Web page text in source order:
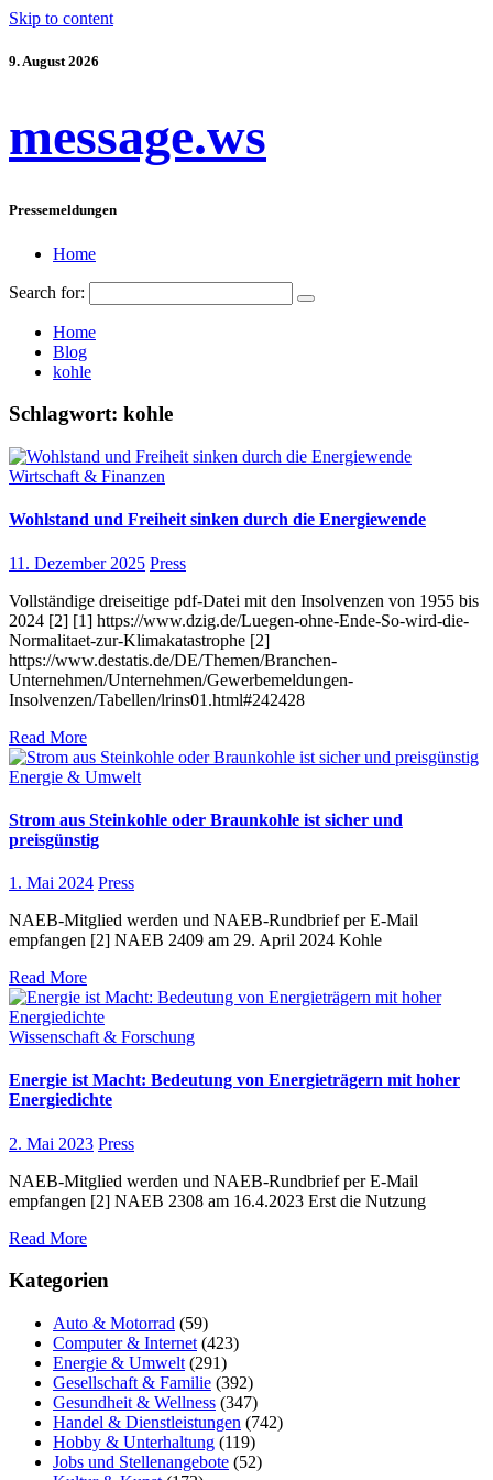
Skip to content
9. August 2026
message.ws
Pressemeldungen
Home
Search for:
Home
Blog
kohle
Schlagwort: kohle
Wirtschaft & Finanzen
Wohlstand und Freiheit sinken durch die Energiewende
11. Dezember 2025 Press
Vollständige dreiseitige pdf-Datei mit den Insolvenzen von 1955 bis
2024 [2] [1] https://www.dzig.de/Luegen-ohne-Ende-So-wird-die-
Normalitaet-zur-Klimakatastrophe [2]
https://www.destatis.de/DE/Themen/Branchen-
Unternehmen/Unternehmen/Gewerbemeldungen-
Insolvenzen/Tabellen/lrins01.html#242428
Read More
Energie & Umwelt
Strom aus Steinkohle oder Braunkohle ist sicher und
preisgünstig
1. Mai 2024 Press
NAEB-Mitglied werden und NAEB-Rundbrief per E-Mail
empfangen [2] NAEB 2409 am 29. April 2024 Kohle
Read More
Wissenschaft & Forschung
Energie ist Macht: Bedeutung von Energieträgern mit hoher
Energiedichte
2. Mai 2023 Press
NAEB-Mitglied werden und NAEB-Rundbrief per E-Mail
empfangen [2] NAEB 2308 am 16.4.2023 Erst die Nutzung
Read More
Kategorien
Auto & Motorrad (59)
Computer & Internet (423)
Energie & Umwelt (291)
Gesellschaft & Familie (392)
Gesundheit & Wellness (347)
Handel & Dienstleistungen (742)
Hobby & Unterhaltung (119)
Jobs und Stellenangebote (52)